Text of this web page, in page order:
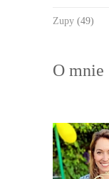
Zupy (49)
O mnie